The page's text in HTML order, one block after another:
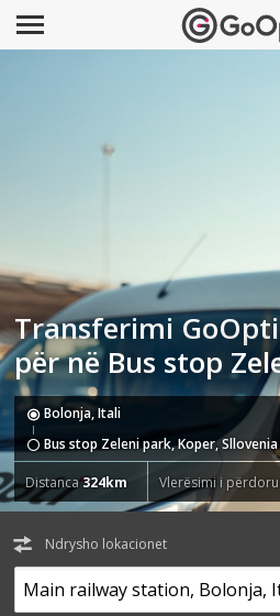
Transferimi
për në Bus stop
Bolonja, Itali
Bus stop Zeleni park, Koper, Sllovenia
Distanca324km Vlerësimi i
Ndrysho lokacionet